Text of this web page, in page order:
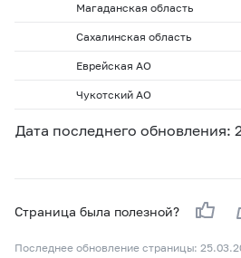
Магаданская область
Сахалинская область
Еврейская АО
Чукотский АО
Дата последнего обновления:
Страница была полезной?
Последнее обновление страницы: